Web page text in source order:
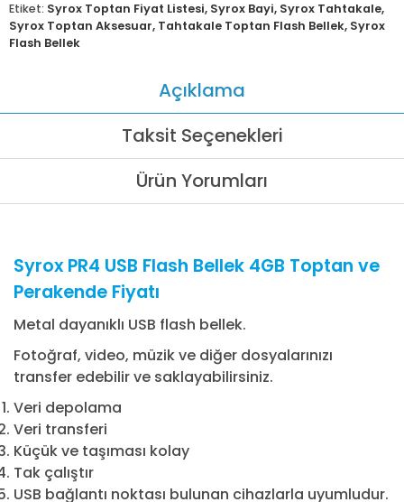
Etiket: Syrox Toptan Fiyat Listesi, Syrox Bayi, Syrox Tahtakale,
Syrox Toptan Aksesuar, Tahtakale Toptan Flash Bellek, Syrox
Flash Bellek
Açıklama
Taksit Seçenekleri
Ürün Yorumları
Syrox PR4 USB Flash Bellek 4GB Toptan ve
Perakende Fiyatı
Metal dayanıklı USB flash bellek.
Fotoğraf, video, müzik ve diğer dosyalarınızı
transfer edebilir ve saklayabilirsiniz.
Veri depolama
Veri transferi
Küçük ve taşıması kolay
Tak çalıştır
USB bağlantı noktası bulunan cihazlarla uyumludur.